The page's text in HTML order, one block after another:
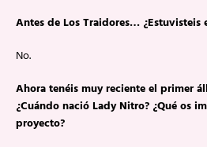
Antes de Los Traidores… ¿Estuvisteis
No.
Ahora tenéis muy reciente el primer
¿Cuándo nació Lady Nitro? ¿Qué os
proyecto?